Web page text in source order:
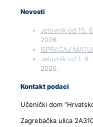
Novosti
Jelovnik od 15.
2026.
ISPRAĆAJ
Jelovnik od 1. 6.
2026.
Kontakt podaci
Učenički dom
Zagrebačka ulica